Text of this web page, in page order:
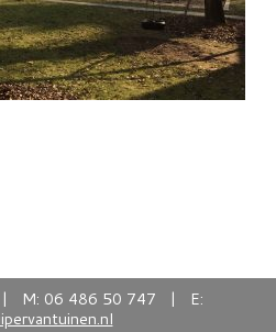
| M: 06 486 50 747 | E: